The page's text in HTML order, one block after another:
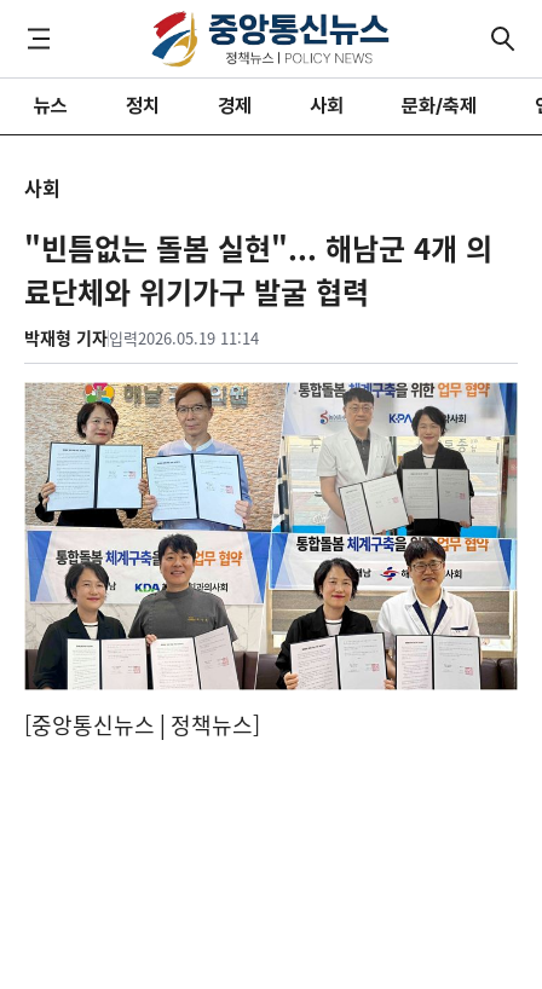
뉴스 정치 경제 사회 문화/축제
사회
"빈틈없는 돌봄 실현"... 해남군 4개 의
료단체와 위기가구 발굴 협력
박재형 기자입력2026.05.19 11:14
[중앙통신뉴스│정책뉴스]